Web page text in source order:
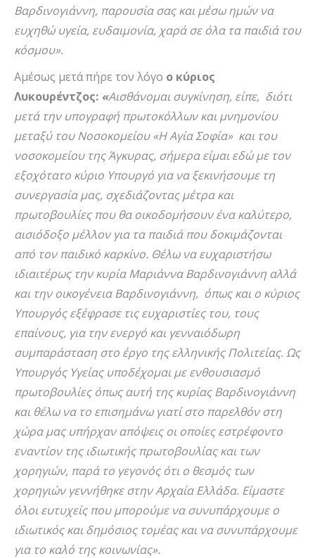
Βαρδινογιάννη, παρουσία σας και μέσω ημών να
ευχηθώ υγεία, ευδαιμονία, χαρά σε όλα τα παιδιά του
κόσμου».
Αμέσως μετά πήρε τον λόγο ο κύριος
Λυκουρέντζος: «Αισθάνομαι συγκίνηση, είπε, διότι
μετά την υπογραφή πρωτοκόλλων και μνημονίου
μεταξύ του Νοσοκομείου «Η Αγία Σοφία» και του
νοσοκομείου της Άγκυρας, σήμερα είμαι εδώ με τον
εξοχότατο κύριο Υπουργό για να ξεκινήσουμε τη
συνεργασία μας, σχεδιάζοντας μέτρα και
πρωτοβουλίες που θα οικοδομήσουν ένα καλύτερο,
αισιόδοξο μέλλον για τα παιδιά που δοκιμάζονται
από τον παιδικό καρκίνο. Θέλω να ευχαριστήσω
ιδιαιτέρως την κυρία Μαριάννα Βαρδινογιάννη αλλά
και την οικογένεια Βαρδινογιάννη, όπως και ο κύριος
Υπουργός εξέφρασε τις ευχαριστίες του, τους
επαίνους, για την ενεργό και γενναιόδωρη
συμπαράσταση στο έργο της ελληνικής Πολιτείας. Ως
Υπουργός Υγείας υποδέχομαι με ενθουσιασμό
πρωτοβουλίες όπως αυτή της κυρίας Βαρδινογιάννη
και θέλω να το επισημάνω γιατί στο παρελθόν στη
χώρα μας υπήρχαν απόψεις οι οποίες εστρέφοντο
εναντίον της ιδιωτικής πρωτοβουλίας και των
χορηγιών, παρά το γεγονός ότι ο θεσμός των
χορηγιών γεννήθηκε στην Αρχαία Ελλάδα. Είμαστε
όλοι ευτυχείς που μπορούμε να συνυπάρχουμε ο
ιδιωτικός και δημόσιος τομέας και να συνυπάρχουμε
για το καλό της κοινωνίας».